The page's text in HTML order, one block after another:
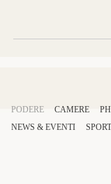
PODERE CAMERE
NEWS & EVENTI
SPORT